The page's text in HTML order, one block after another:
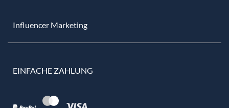
Influencer Marketing
EINFACHE ZAHLUNG